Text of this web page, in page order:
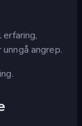
angrep.